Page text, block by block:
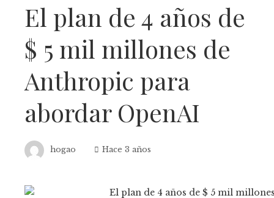
El plan de 4 años de
$ 5 mil millones de
Anthropic para
abordar OpenAI
hogao Hace 3 años